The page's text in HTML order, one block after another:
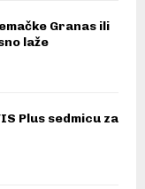
Granas ili
laže
Plus sedmicu za